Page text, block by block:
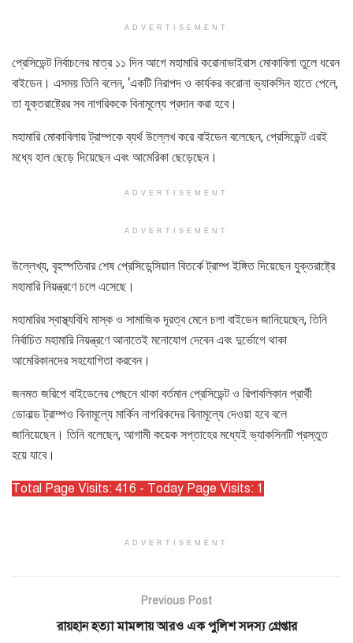
ADVERTISEMENT
প্রেসিডেন্ট নির্বাচনের মাত্র ১১ দিন আগে মহামারি করোনাভাইরাস মোকাবিলা তুলে ধরেন
বাইডেন। এসময় তিনি বলেন, ‘একটি নিরাপদ ও কার্যকর করোনা ভ্যাকসিন হাতে পেলে,
তা যুক্তরাষ্ট্রের সব নাগরিককে বিনামূল্যে প্রদান করা হবে।
মহামারি মোকাবিলায় ট্রাম্পকে ব্যর্থ উল্লেখ করে বাইডেন বলেছেন, প্রেসিডেন্ট এরই
মধ্যে হাল ছেড়ে দিয়েছেন এবং আমেরিকা ছেড়েছেন।
ADVERTISEMENT
ADVERTISEMENT
উল্লেখ্য, বৃহস্পতিবার শেষ প্রেসিডেন্সিয়াল বিতর্কে ট্রাম্প ইঙ্গিত দিয়েছেন যুক্তরাষ্ট্রে
মহামারি নিয়ন্ত্রণে চলে এসেছে।
মহামারির স্বাস্থ্যবিধি মাস্ক ও সামাজিক দূরত্ব মেনে চলা বাইডেন জানিয়েছেন, তিনি
নির্বাচিত মহামারি নিয়ন্ত্রণে আনাতেই মনোযোগ দেবেন এবং দুর্ভোগে থাকা
আমেরিকানদের সহযোগিতা করবেন।
জনমত জরিপে বাইডেনের পেছনে থাকা বর্তমান প্রেসিডেন্ট ও রিপাবলিকান প্রার্থী
ডোনাল্ড ট্রাম্পও বিনামূল্যে মার্কিন নাগরিকদের বিনামূল্যে দেওয়া হবে বলে
জানিয়েছেন। তিনি বলেছেন, আগামী কয়েক সপ্তাহের মধ্যেই ভ্যাকসিনটি প্রস্তুত
হয়ে যাবে।
Total Page Visits: 416 - Today Page Visits: 1
ADVERTISEMENT
Previous Post
রায়হান হত্যা মামলায় আরও এক পুলিশ সদস্য গ্রেপ্তার